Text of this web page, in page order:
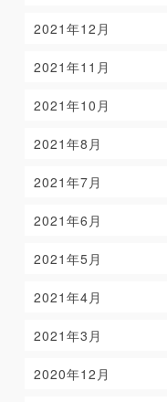
2021年12月
2021年11月
2021年10月
2021年8月
2021年7月
2021年6月
2021年5月
2021年4月
2021年3月
2020年12月